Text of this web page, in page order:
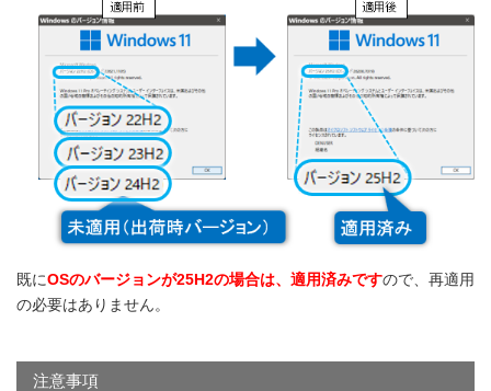
既にOSのバージョンが25H2の場合は、適用済みですので、再適用
の必要はありません。
注意事項